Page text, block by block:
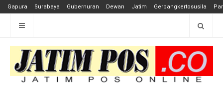
Gapura Surabaya Gubernuran Dewan Jatim Gerbangkertosusila